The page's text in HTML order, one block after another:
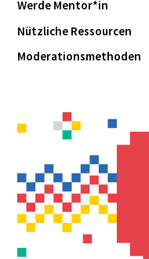
Werde Mentor*in
Nützliche Ressourcen
Moderationsmethoden